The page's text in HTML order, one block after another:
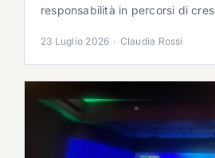
responsabilità in percorsi di
23 Luglio 2026 · Claudia Rossi